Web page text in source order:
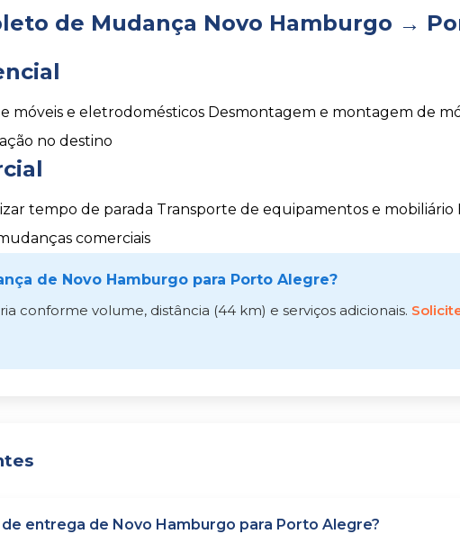
de Mudança Novo Hamburgo →
móveis e eletrodomésticos Desmontagem e montagem de
no destino
tempo de parada Transporte de equipamentos e mobiliário
comerciais
de Novo Hamburgo para Porto Alegre?
conforme volume, distância (44 km) e serviços adicionais.
entrega de Novo Hamburgo para Porto Alegre?